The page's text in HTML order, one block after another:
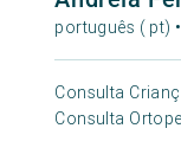
português ( pt)
Consulta
Consulta